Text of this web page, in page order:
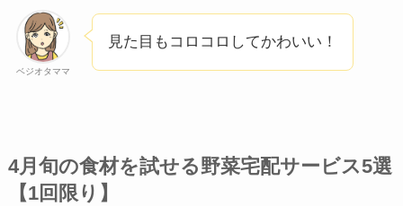
ベジオタママ
見た目もコロコロしてかわいい！
4月旬の食材を試せる野菜宅配サービス5選
【1回限り】